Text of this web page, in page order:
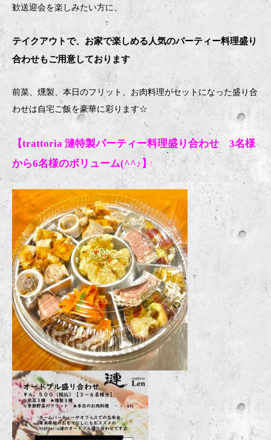
歓送迎会を楽しみたい方に、
テイクアウトで、お家で楽しめる人気のパーティー料理盛り
合わせもご用意しております
前菜、燻製、本日のフリット、お肉料理がセットになった盛り合
わせは自宅ご飯を豪華に彩ります☆
【trattoria 漣特製パーティー料理盛り合わせ 3名様
から6名様のボリューム(^^♪】